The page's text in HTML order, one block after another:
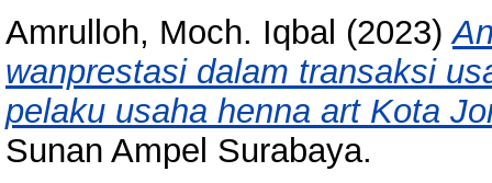
Amrulloh, Moch. Iqbal (2023)
wanprestasi dalam transaksi
pelaku usaha henna art Kota
Sunan Ampel Surabaya.